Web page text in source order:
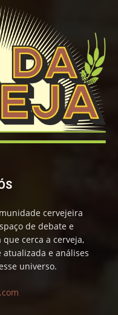
cervejeira
de debate e
cerca a cerveja,
e análises
universo.